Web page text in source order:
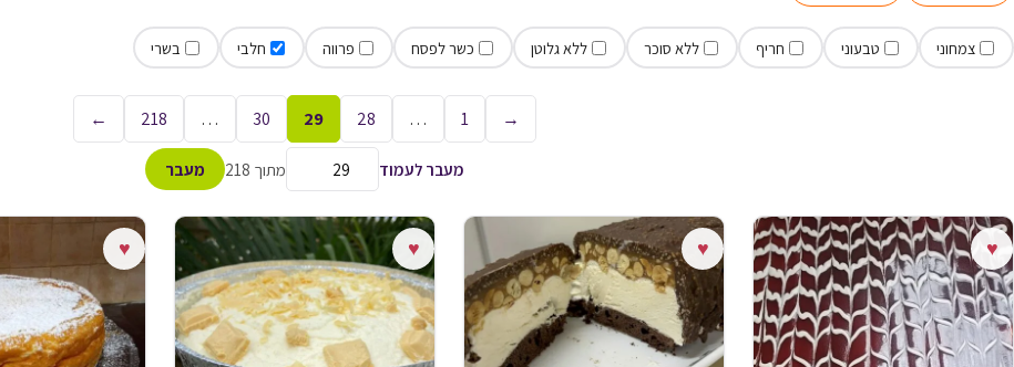
צמחוני טבעוני חריף ללא סוכר ללא גלוטן כשר לפסח פרווה חלבי בשרי
→
1
…
28
29
30
…
218
←
מעבר לעמוד מתוך 218 מעבר
♥
♥
♥
♥